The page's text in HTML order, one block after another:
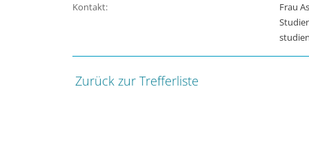
Kontakt:
Frau
Zurück zur Trefferliste